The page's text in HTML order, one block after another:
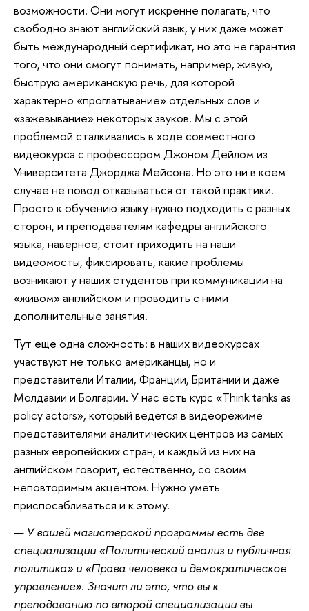
возможности. Они могут искренне полагать, что
свободно знают английский язык, у них даже может
быть международный сертификат, но это не гарантия
того, что они смогут понимать, например, живую,
быструю американскую речь, для которой
характерно «проглатывание» отдельных слов и
«зажевывание» некоторых звуков. Мы с этой
проблемой сталкивались в ходе совместного
видеокурса с профессором Джоном Дейлом из
Университета Джорджа Мейсона. Но это ни в коем
случае не повод отказываться от такой практики.
Просто к обучению языку нужно подходить с разных
сторон, и преподавателям кафедры английского
языка, наверное, стоит приходить на наши
видеомосты, фиксировать, какие проблемы
возникают у наших студентов при коммуникации на
«живом» английском и проводить с ними
дополнительные занятия.
Тут еще одна сложность: в наших видеокурсах
участвуют не только американцы, но и
представители Италии, Франции, Британии и даже
Молдавии и Болгарии. У нас есть курс «Think tanks as
policy actors», который ведется в видеорежиме
представителями аналитических центров из самых
разных европейских стран, и каждый из них на
английском говорит, естественно, со своим
неповторимым акцентом. Нужно уметь
приспосабливаться и к этому.
— У вашей магистерской программы есть две
специализации «Политический анализ и публичная
политика» и «Права человека и демократическое
управление». Значит ли это, что вы к
преподаванию по второй специализации вы